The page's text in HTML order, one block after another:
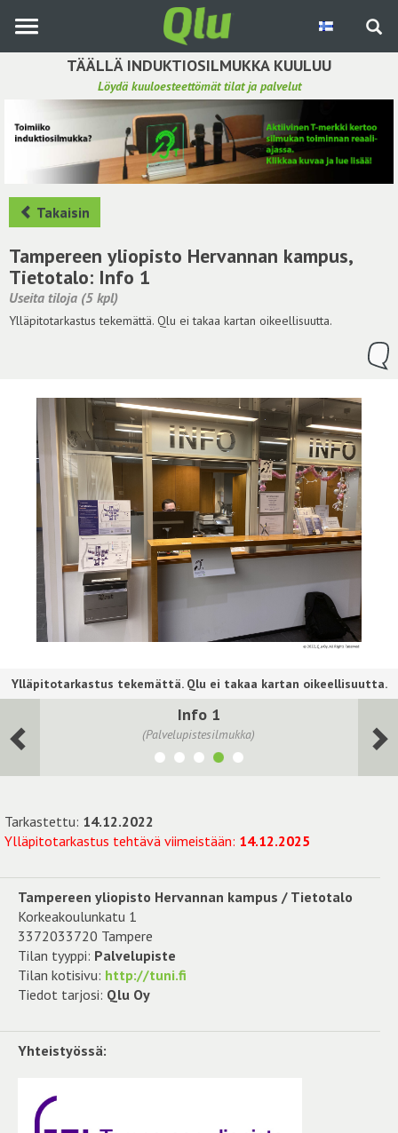
pääsisältöön
TÄÄLLÄ INDUKTIOSILMUKKA KUULUU
Löydä kuuloesteettömät tilat ja palvelut
Etsi induktiosilmukka
Tee ehdotus ja vaikuta kuulemiskokemukseen
Hae ehdotuksia
Käyttöohje
Yhteydenottopyyntö
Kirjaudu sisään
Takaisin
Tampereen yliopisto Hervannan kampus,
Tietotalo: Info 1
Useita tiloja (5 kpl)
Ylläpitotarkastus tekemättä. Qlu ei takaa kartan oikeellisuutta.
Info 1
(Palvelupistesilmukka)
Tarkastettu: 14.12.2022
Ylläpitotarkastus tehtävä viimeistään: 14.12.2025
Tampereen yliopisto Hervannan kampus / Tietotalo
Korkeakoulunkatu 1
3372033720 Tampere
Tilan tyyppi: Palvelupiste
Tilan kotisivu: http://tuni.fi
Tiedot tarjosi: Qlu Oy
Yhteistyössä: